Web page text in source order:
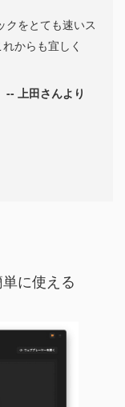
をとても速いス
からも宜しく
-- 上田さんより
に使える